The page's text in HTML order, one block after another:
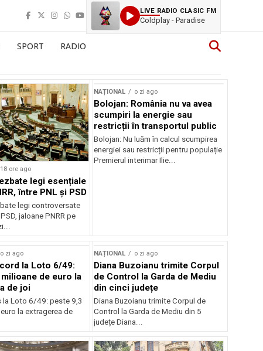
LIVE RADIO CLASIC FM
Coldplay - Paradise
SPORT RADIO
18 ore ago
legi esențiale
între PNL și PSD
legi controversate
jaloane PNRR pe
NAȚIONAL o zi ago
Bolojan: România nu va avea
scumpiri la energie sau
restricții în transportul public
Bolojan: Nu luăm în calcul scumpirea
energiei sau restricții pentru populație
Premierul interimar Ilie...
o zi ago
la Loto 6/49:
de euro la
de joi
la Loto 6/49: peste 9,3
la extragerea de
NAȚIONAL o zi ago
Diana Buzoianu trimite Corpul
de Control la Garda de Mediu
din cinci județe
Diana Buzoianu trimite Corpul de
Control la Garda de Mediu din 5
județe Diana...